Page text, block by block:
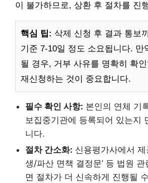
이 불가하므로, 상환 후 절차를 진
핵심 팁: 삭제 신청 후 결과 통보
기준 7-10일 정도 소요됩니다. 만
될 경우, 거부 사유를 명확히 확
재신청하는 것이 중요합니다.
필수 확인 사항: 본인의 연체 기
보집중기관에 등록되어 있는지
니다.
절차 간소화: 신용평가사에서 제
생/파산 면책 결정문’ 등 법원
면 절차가 더 신속하게 진행될